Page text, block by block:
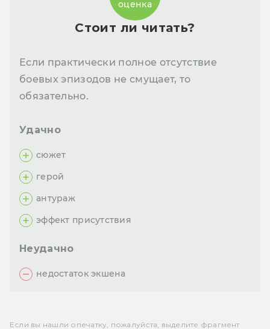
Стоит ли читать?
оценка
Если практически полное отсутствие
боевых эпизодов не смущает, то
обязательно.
Удачно
сюжет
герой
антураж
эффект присутствия
Неудачно
недостаток экшена
Если вы нашли опечатку, пожалуйста, выделите фрагмент